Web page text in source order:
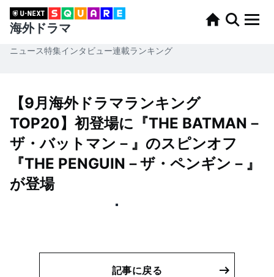
海外ドラマ
ニュース特集インタビュー連載ランキング
【9月海外ドラマランキング
TOP20】初登場に『THE BATMAN－
ザ・バットマン－』のスピンオフ
『THE PENGUIN－ザ・ペンギン－』
が登場
記事に戻る